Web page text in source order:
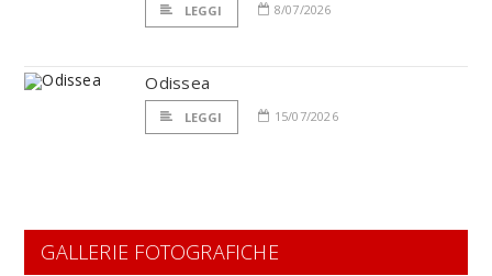
LEGGI 8/07/2026
Odissea
LEGGI 15/07/2026
GALLERIE FOTOGRAFICHE